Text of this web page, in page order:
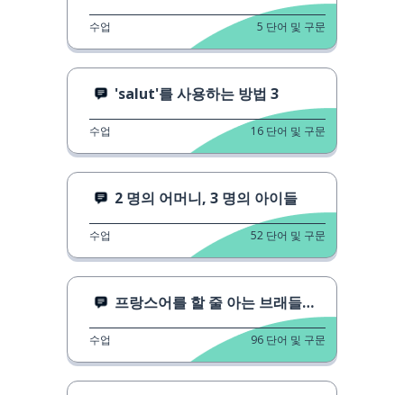
수업 5 단어 및 구문
'salut'를 사용하는 방법 3
수업 16 단어 및 구문
2 명의 어머니, 3 명의 아이들
수업 52 단어 및 구문
프랑스어를 할 줄 아는 브래들리 쿠퍼!
수업 96 단어 및 구문